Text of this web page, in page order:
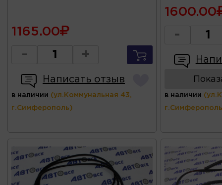
1165.00
- +
Написать отзыв
в наличии (ул.Коммунальная 43,
г.Симферополь)
1600.00
-
в наличии